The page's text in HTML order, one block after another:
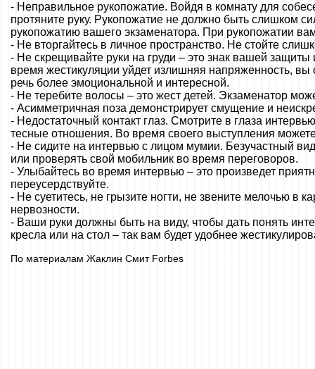
- Неправильное рукопожатие. Войдя в комнату для
протяните руку. Рукопожатие не должно быть слишком
рукопожатию вашего экзаменатора. При рукопожатии
- Не вторгайтесь в личное пространство. Не стойте
- Не скрещивайте руки на груди – это знак вашей
время жестикуляции уйдет излишняя напряженность,
речь более эмоциональной и интересной.
- Не теребите волосы – это жест детей. Экзаменатор
- Асимметричная поза демонстрирует смущение и
- Недостаточный контакт глаз. Смотрите в глаза
тесные отношения. Во время своего выступления
- Не сидите на интервью с лицом мумии. Безучастный
или проверять свой мобильник во время переговоров.
- Улыбайтесь во время интервью – это произведет
переусердствуйте.
- Не суетитесь, не грызите ногти, не звените мелочью в
нервозности.
- Ваши руки должны быть на виду, чтобы дать понять
кресла или на стол – так вам будет удобнее
По материалам Жаклин Смит Forbes